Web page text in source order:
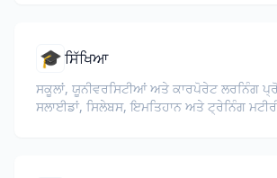
🎓ਸਿੱਖਿਆ
ਸਕੂਲਾਂ, ਯੂਨੀਵਰਸਿਟੀਆਂ ਅਤੇ ਕਾਰਪੋਰੇਟ ਲਰਨਿੰਗ
ਸਲਾਈਡਾਂ, ਸਿਲੇਬਸ, ਇਮਤਿਹਾਨ ਅਤੇ ਟ੍ਰੇਨਿੰਗ